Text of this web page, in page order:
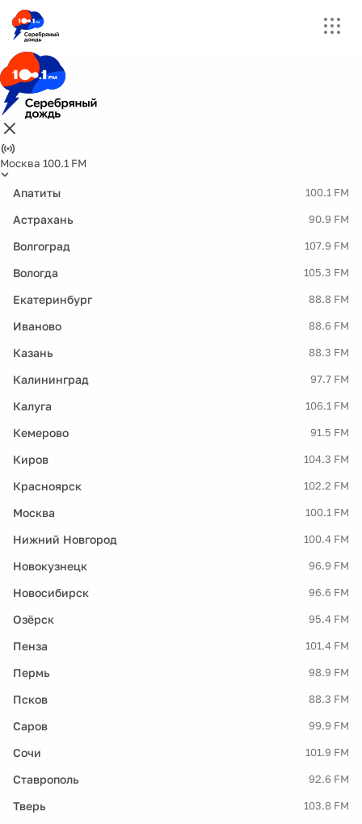
Москва 100.1 FM
Апатиты 100.1 FM
Астрахань 90.9 FM
Волгоград 107.9 FM
Вологда 105.3 FM
Екатеринбург 88.8 FM
Иваново 88.6 FM
Казань 88.3 FM
Калининград 97.7 FM
Калуга 106.1 FM
Кемерово 91.5 FM
Киров 104.3 FM
Красноярск 102.2 FM
Москва 100.1 FM
Нижний Новгород 100.4 FM
Новокузнецк 96.9 FM
Новосибирск 96.6 FM
Озёрск 95.4 FM
Пенза 101.4 FM
Пермь 98.9 FM
Псков 88.3 FM
Саров 99.9 FM
Сочи 101.9 FM
Ставрополь 92.6 FM
Тверь 103.8 FM